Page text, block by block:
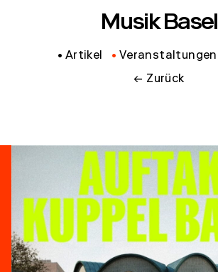
Musik Basel
Artikel Veranstaltungen
← Zurück